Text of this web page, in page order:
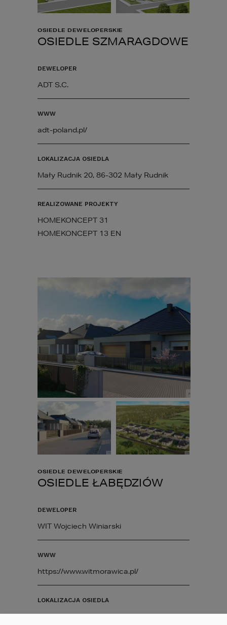
OSIEDLE DEWELOPERSKIE
OSIEDLE SZMARAGDOWE
DEWELOPER
ADT S.C.
WWW
adt-poland.pl/
LOKALIZACJA OSIEDLA
Mały Rudnik 20, 86-302 Mały Rudnik
REALIZOWANE PROJEKTY
HOMEKONCEPT 31
HOMEKONCEPT 13 EN
OSIEDLE DEWELOPERSKIE
OSIEDLE ŁABĘDZIÓW
DEWELOPER
WIT Wojciech Winiarski
WWW
https://www.witmorawica.pl/
LOKALIZACJA OSIEDLA
ul. Pińczowska 5, 26-026 Morawica